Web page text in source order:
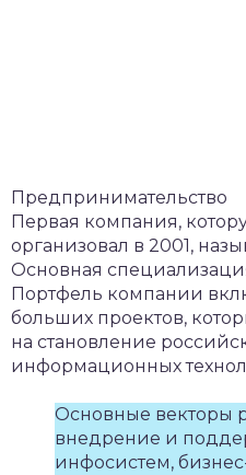
Предпринимательство
Первая компания,
организовал в 2001,
Основная
Портфель компании
больших проектов,
на становление
информационных
Основные векторы
внедрение и
инфосистем,